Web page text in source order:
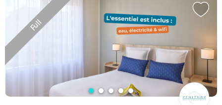
Géorisque : https://www.georisques.gouv.fr
Full